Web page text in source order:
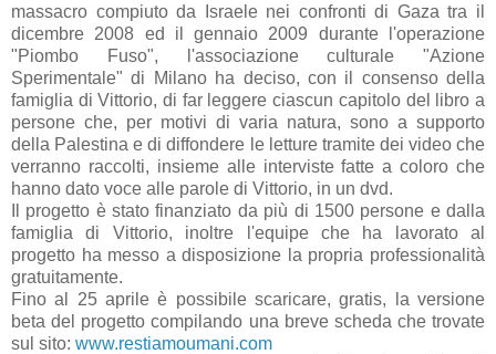
massacro compiuto da Israele nei confronti di Gaza tra il
dicembre 2008 ed il gennaio 2009 durante l'operazione
"Piombo Fuso", l'associazione culturale "Azione
Sperimentale" di Milano ha deciso, con il consenso della
famiglia di Vittorio, di far leggere ciascun capitolo del libro a
persone che, per motivi di varia natura, sono a supporto
della Palestina e di diffondere le letture tramite dei video che
verranno raccolti, insieme alle interviste fatte a coloro che
hanno dato voce alle parole di Vittorio, in un dvd.
Il progetto è stato finanziato da più di 1500 persone e dalla
famiglia di Vittorio, inoltre l'equipe che ha lavorato al
progetto ha messo a disposizione la propria professionalità
gratuitamente.
Fino al 25 aprile è possibile scaricare, gratis, la versione
beta del progetto compilando una breve scheda che trovate
sul sito: www.restiamoumani.com